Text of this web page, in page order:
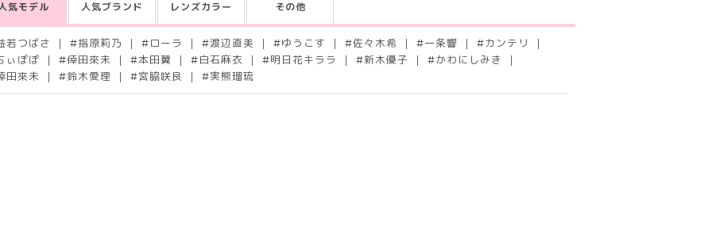
気モデル 人気ブランド レンズカラー その他
若つばさ #指原莉乃 # ローラ #渡辺直美 #ゆうこす #佐々木希 #一条響 # カンテリ
ぃぽぽ #倖田來未 #本田翼 # 白石麻衣 #明日花キララ #新木優子 #かわにしみき
田來未 #鈴木愛理 #宮脇咲良 #実熊瑠琉